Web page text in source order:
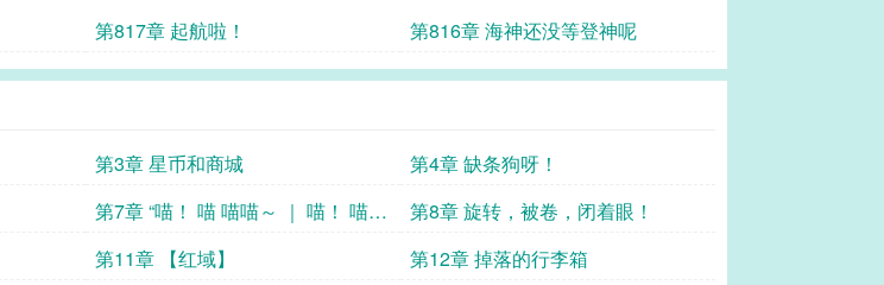
第817章 起航啦！ 第816章 海神还没等登神呢
第3章 星币和商城
第4章 缺条狗呀！
第7章 “喵！ 喵 喵喵～ ｜ 喵！ 喵
喵呜—— ｜”
第8章 旋转，被卷，闭着眼！
第11章 【红域】
第12章 掉落的行李箱